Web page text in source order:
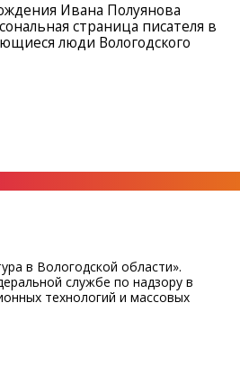
Ивана Полуянова
страница писателя в
люди Вологодского
в Вологодской области».
службе по надзору в
технологий и массовых
дата принятия решения о
аналитический центр